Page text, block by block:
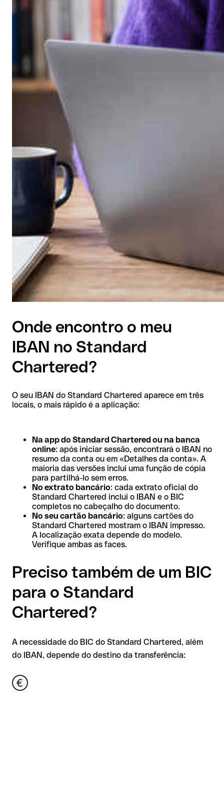
Onde encontro o meu
IBAN no Standard
Chartered?
O seu IBAN do Standard Chartered aparece em três
locais, o mais rápido é a aplicação:
Na app do Standard Chartered ou na banca
online: após iniciar sessão, encontrará o IBAN no
resumo da conta ou em «Detalhes da conta». A
maioria das versões inclui uma função de cópia
para partilhá-lo sem erros.
No extrato bancário: cada extrato oficial do
Standard Chartered inclui o IBAN e o BIC
completos no cabeçalho do documento.
No seu cartão bancário: alguns cartões do
Standard Chartered mostram o IBAN impresso.
A localização exata depende do modelo.
Verifique ambas as faces.
Preciso também de um BIC
para o Standard
Chartered?
A necessidade do BIC do Standard Chartered, além
do IBAN, depende do destino da transferência: